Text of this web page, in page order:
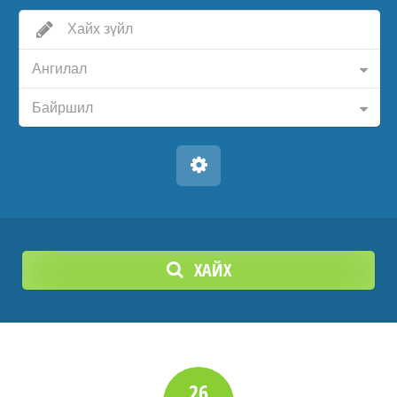
Ангилал
Байршил
ХАЙХ